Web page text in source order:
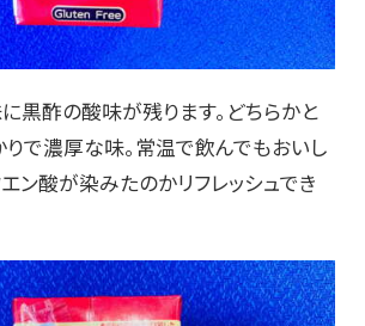
黒酢の酸味が残ります。どちらかと
りで濃厚な味。常温で飲んでもおいし
ン酸が染みたのかリフレッシュでき